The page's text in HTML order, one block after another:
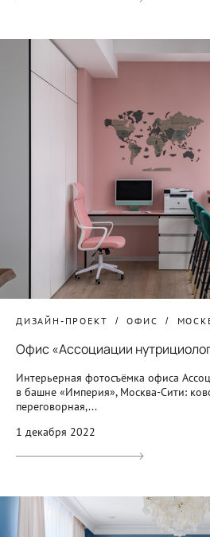
ДИЗАЙН-ПРОЕКТ ОФИС
Офис «Ассоциации
Интерьерная фотосъёмка офиса
в башне «Империя», Москва-Сити:
переговорная,...
1 декабря 2022